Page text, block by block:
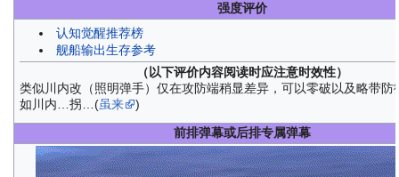
强度评价
认知觉醒推荐榜
舰船输出生存参考
（以下评价内容阅读时应注意时效性）
类似川内改（照明弹手）仅在攻防端稍显差异，可以零破以及略带防
如川内…拐…(虽来 )
前排弹幕或后排专属弹幕